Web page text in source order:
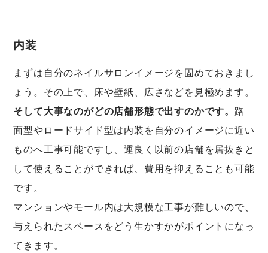
内装
まずは自分のネイルサロンイメージを固めておきまし
ょう。その上で、床や壁紙、広さなどを見極めます。
そして大事なのがどの店舗形態で出すのかです。 路
面型やロードサイド型は内装を自分のイメージに近い
ものへ工事可能ですし、運良く以前の店舗を居抜きと
して使えることができれば、費用を抑えることも可能
です。
マンションやモール内は大規模な工事が難しいので、
与えられたスペースをどう生かすかがポイントになっ
てきます。